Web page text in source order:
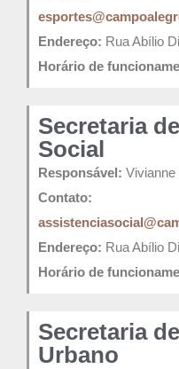
Endereço: Rua Abílio
Horário de
Secretaria
Social
Responsável: Vivianne
Contato:
Endereço: Rua Abílio
Horário de
Secretaria
Urbano